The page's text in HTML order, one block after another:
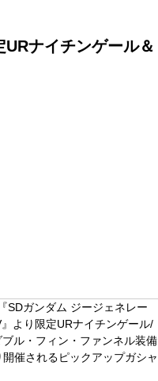
URナイチンゲール＆
ガンダム ジージェネレー
より限定URナイチンゲール/
ル・フィン・ファンネル装備
催されるピックアップガシャ